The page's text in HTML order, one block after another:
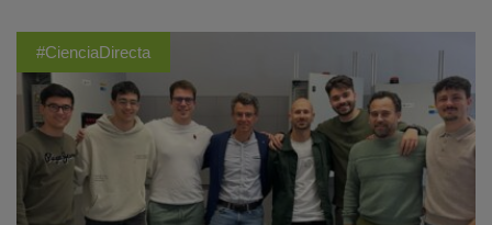
#CienciaDirecta